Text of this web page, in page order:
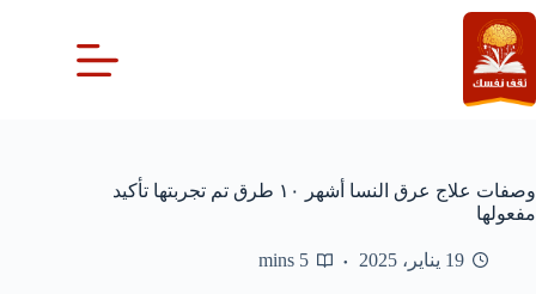
التجاوز
إلى
المحتوى
وصفات علاج عرق النسا أشهر ١٠ طرق تم تجربتها تأكيد
مفعولها
19 يناير، 2025 5 mins